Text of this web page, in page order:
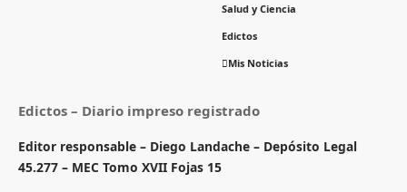
Salud y Ciencia
Edictos
Mis Noticias
Edictos – Diario impreso registrado
Editor responsable – Diego Landache – Depósito Legal
45.277 – MEC Tomo XVII Fojas 15